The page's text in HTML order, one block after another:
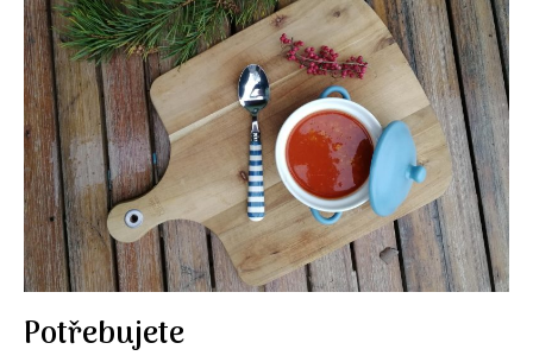
Potřebujete